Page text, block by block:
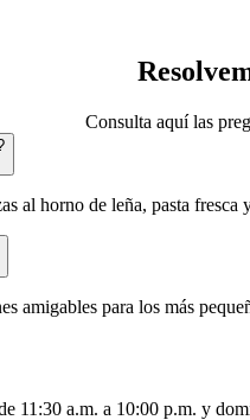
Consulta aquí las
al horno de leña, pasta
amigables para los más
11:30 a.m. a 10:00 p.m. y